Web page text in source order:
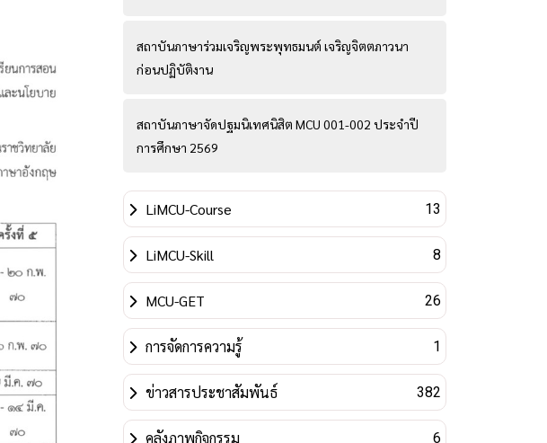
สถาบันภาษาร่วมเจริญพระพุทธมนต์ เจริญจิตตภาวนา
ก่อนปฏิบัติงาน
สถาบันภาษาจัดปฐมนิเทศนิสิต MCU 001-002 ประจำปี
การศึกษา 2569
LiMCU-Course 13
LiMCU-Skill 8
MCU-GET 26
การจัดการความรู้ 1
ข่าวสารประชาสัมพันธ์ 382
คลังภาพกิจกรรม 6